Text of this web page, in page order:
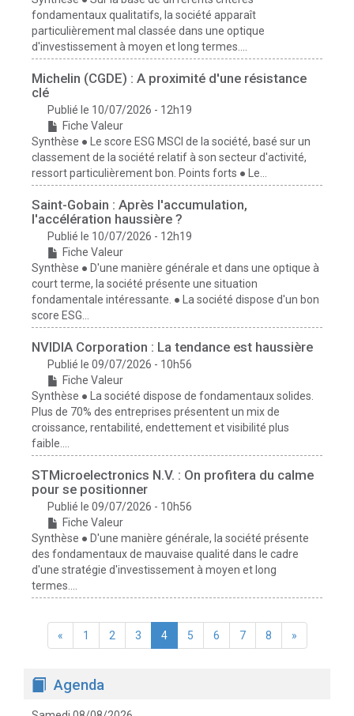
fondamentaux qualitatifs, la société apparaît
particulièrement mal classée dans une optique
d'investissement à moyen et long termes....
Michelin (CGDE) : A proximité d'une résistance
clé
Publié le 10/07/2026 - 12h19
Fiche Valeur
Synthèse ● Le score ESG MSCI de la société, basé sur un
classement de la société relatif à son secteur d'activité,
ressort particulièrement bon. Points forts ● Le...
Saint-Gobain : Après l'accumulation,
l'accélération haussière ?
Publié le 10/07/2026 - 12h19
Fiche Valeur
Synthèse ● D'une manière générale et dans une optique à
court terme, la société présente une situation
fondamentale intéressante. ● La société dispose d'un bon
score ESG...
NVIDIA Corporation : La tendance est haussière
Publié le 09/07/2026 - 10h56
Fiche Valeur
Synthèse ● La société dispose de fondamentaux solides.
Plus de 70% des entreprises présentent un mix de
croissance, rentabilité, endettement et visibilité plus
faible....
STMicroelectronics N.V. : On profitera du calme
pour se positionner
Publié le 09/07/2026 - 10h56
Fiche Valeur
Synthèse ● D'une manière générale, la société présente
des fondamentaux de mauvaise qualité dans le cadre
d'une stratégie d'investissement à moyen et long
termes....
« 1 2 3 4 5 6 7 8 »
Agenda